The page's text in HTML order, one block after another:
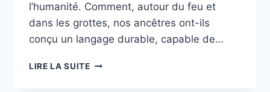
l’humanité. Comment, autour du feu et
dans les grottes, nos ancêtres ont-ils
conçu un langage durable, capable de…
LIRE LA SUITEFRESQUES